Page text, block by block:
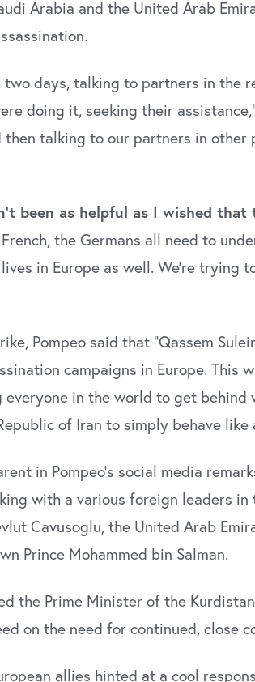
Arabia and the United Arab
two days, talking to partners in the
doing it, seeking their
then talking to our partners in other
been as helpful as I wished that
the Germans all need to
in Europe as well. We’re trying
Pompeo said that “Qassem
campaigns in Europe. This
in the world to get behind
of Iran to simply behave like
in Pompeo’s social media
with a various foreign leaders
Cavusoglu, the United Arab
Prince Mohammed bin Salman.
the Prime Minister of the
on the need for continued, close
allies hinted at a cool
Økonomichef til
Ungdomsforvaltningen